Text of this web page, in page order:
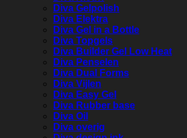
Diva Gelpolish
Diva Elektra
Diva Gel in a Bottle
Diva Topgels
Diva Builder Gel Low Heat
Diva Penselen
Diva Dual Forms
Diva Vijlen
Diva Easy Gel
Diva Rubber base
Diva Oil
Diva overig